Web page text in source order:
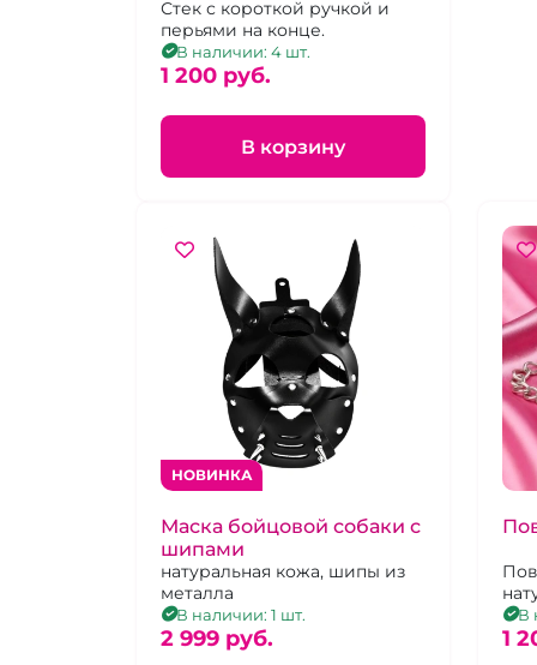
Стек с короткой ручкой и
перьями на конце.
В наличии: 4 шт.
1 200 pуб.
В корзину
НОВИНКА
Маска бойцовой собаки с
шипами
натуральная кожа, шипы из
металла
В наличии: 1 шт.
2 999 pуб.
В
1